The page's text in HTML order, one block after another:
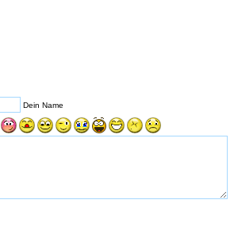
Dein Name